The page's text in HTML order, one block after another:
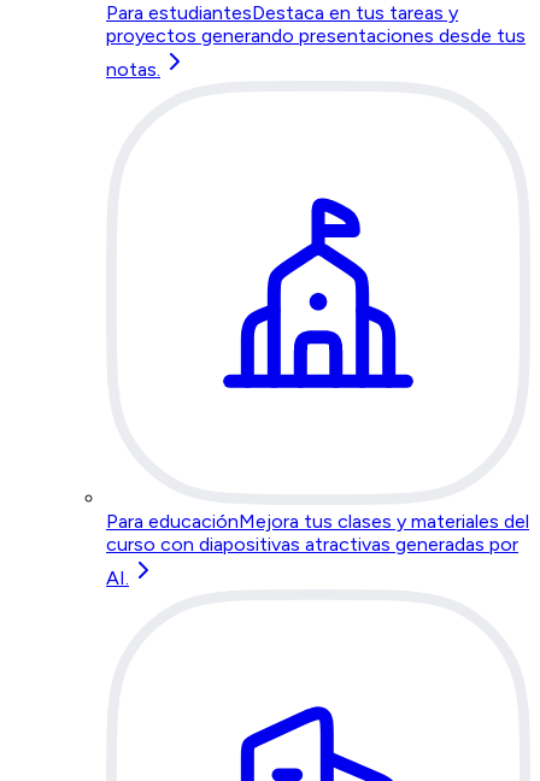
Para estudiantesDestaca en tus tareas y
proyectos generando presentaciones desde tus
notas.
Para educaciónMejora tus clases y materiales del
curso con diapositivas atractivas generadas por
AI.